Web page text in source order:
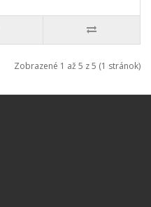
Zobrazené 1 až 5 z 5 (1 stránok)